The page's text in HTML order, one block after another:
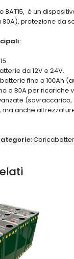
BAT15, è un
protezione da
da 12V e 24V.
fino a 100Ah
a 80A per ricariche
ma anche